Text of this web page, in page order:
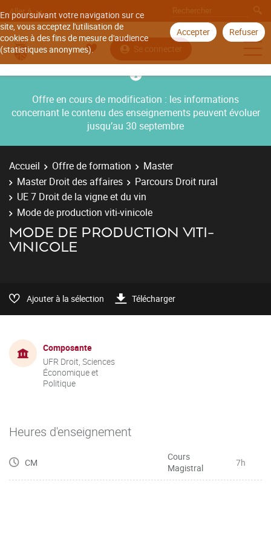
En poursuivant votre navigation sur ce
site, vous acceptez l'utilisation de
cookies à des fins de mesure d'audience
(statistiques anonymes).
Accepter Refuser
Aller à
Se connecter
Offre en cours de modification : les informations
concernant le contenu des enseignements peuvent évoluer
jusqu’au 30 septembre
Accueil Offre de formation
Master
Master Droit des affaires
Parcours Droit rural
UE 7 Droit de la vigne et du vin
Mode de production viti-vinicole
MODE DE PRODUCTION VITI-
VINICOLE
Ajouter à la sélection Télécharger
Composante
UFR Droit, Sciences
Économique et
Politique
Heures d'enseignement
CM
Cours
Magistral
7h